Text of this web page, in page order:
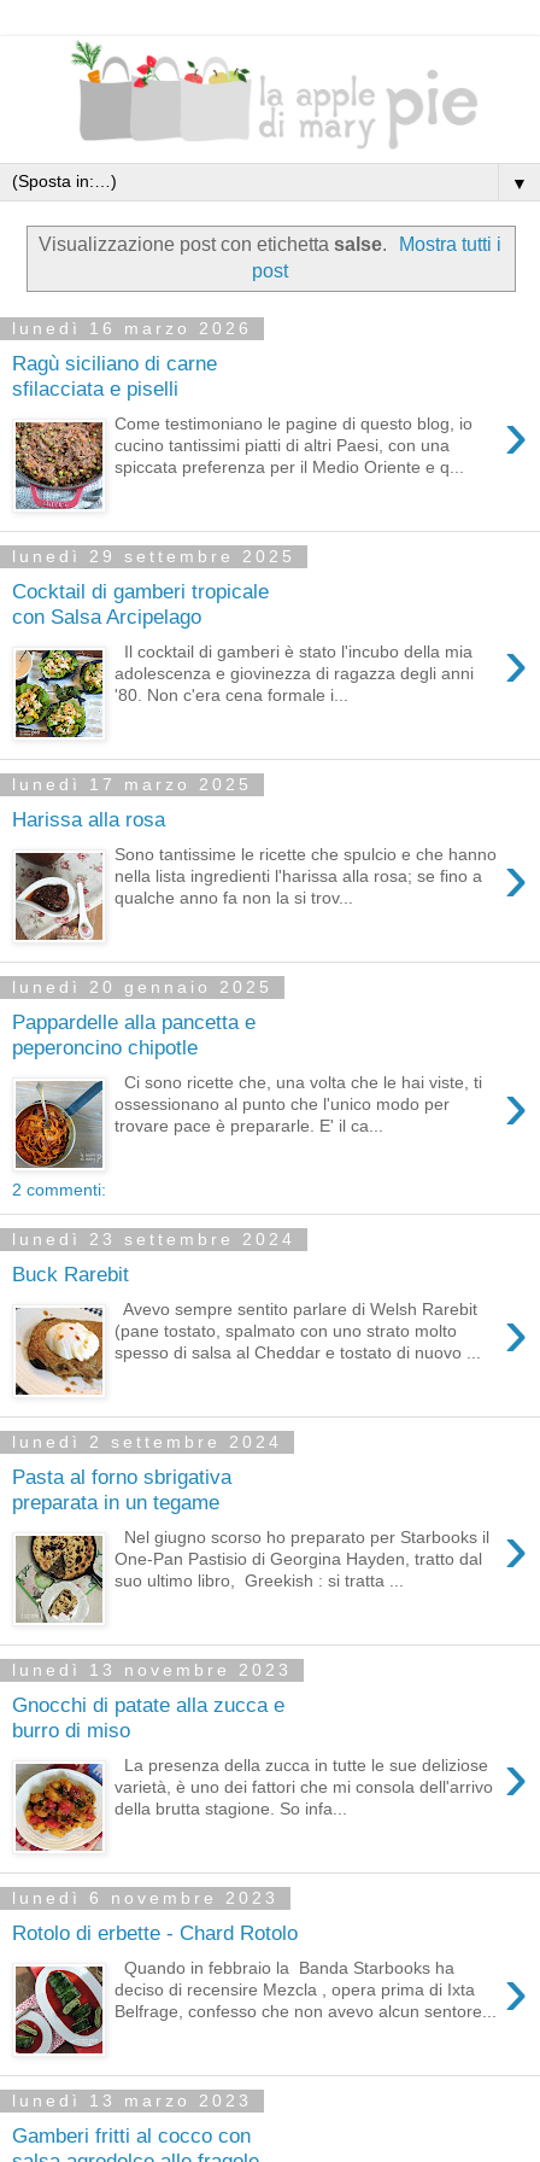
▼
Visualizzazione post con etichetta salse.
Mostra tutti i
post
lunedì 16 marzo 2026
Ragù siciliano di carne
sfilacciata e piselli
›
Come testimoniano le pagine di questo blog, io
cucino tantissimi piatti di altri Paesi, con una
spiccata preferenza per il Medio Oriente e q...
lunedì 29 settembre 2025
Cocktail di gamberi tropicale
con Salsa Arcipelago
›
Il cocktail di gamberi è stato l'incubo della mia
adolescenza e giovinezza di ragazza degli anni
'80. Non c'era cena formale i...
lunedì 17 marzo 2025
Harissa alla rosa
›
Sono tantissime le ricette che spulcio e che hanno
nella lista ingredienti l'harissa alla rosa; se fino a
qualche anno fa non la si trov...
lunedì 20 gennaio 2025
Pappardelle alla pancetta e
peperoncino chipotle
›
Ci sono ricette che, una volta che le hai viste, ti
ossessionano al punto che l'unico modo per
trovare pace è prepararle. E' il ca...
2 commenti:
lunedì 23 settembre 2024
Buck Rarebit
›
Avevo sempre sentito parlare di Welsh Rarebit
(pane tostato, spalmato con uno strato molto
spesso di salsa al Cheddar e tostato di nuovo ...
lunedì 2 settembre 2024
Pasta al forno sbrigativa
preparata in un tegame
›
Nel giugno scorso ho preparato per Starbooks il
One-Pan Pastisio di Georgina Hayden, tratto dal
suo ultimo libro, Greekish : si tratta ...
lunedì 13 novembre 2023
Gnocchi di patate alla zucca e
burro di miso
›
La presenza della zucca in tutte le sue deliziose
varietà, è uno dei fattori che mi consola dell'arrivo
della brutta stagione. So infa...
lunedì 6 novembre 2023
Rotolo di erbette - Chard Rotolo
›
Quando in febbraio la Banda Starbooks ha
deciso di recensire Mezcla , opera prima di Ixta
Belfrage, confesso che non avevo alcun sentore...
lunedì 13 marzo 2023
Gamberi fritti al cocco con